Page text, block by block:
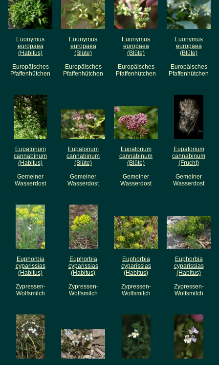
Euonymus
europaea
(Habitus)
Europäisches
Pfaffenhütchen
Euonymus
europaea
(Blüte)
Europäisches
Pfaffenhütchen
Euonymus
europaea
(Blüte)
Europäisches
Pfaffenhütchen
Euonymus
europaea
(Blüte)
Europäisches
Pfaffenhütchen
Eupatorium
cannabinum
(Habitus)
Gemeiner
Wasserdost
Eupatorium
cannabinum
(Blüte)
Gemeiner
Wasserdost
Eupatorium
cannabinum
(Blüte)
Gemeiner
Wasserdost
Eupatorium
cannabinum
(Frucht)
Gemeiner
Wasserdost
Euphorbia
cyparissias
(Habitus)
Zypressen-
Wolfsmilch
Euphorbia
cyparissias
(Habitus)
Zypressen-
Wolfsmilch
Euphorbia
cyparissias
(Habitus)
Zypressen-
Wolfsmilch
Euphorbia
cyparissias
(Habitus)
Zypressen-
Wolfsmilch